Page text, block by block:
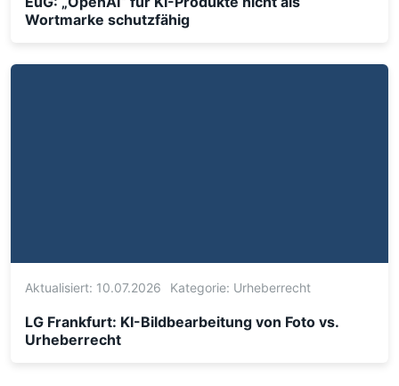
Wortmarke schutzfähig
Aktualisiert: 10.07.2026 Kategorie: Urheberrecht
LG Frankfurt: KI-Bildbearbeitung von Foto vs.
Urheberrecht